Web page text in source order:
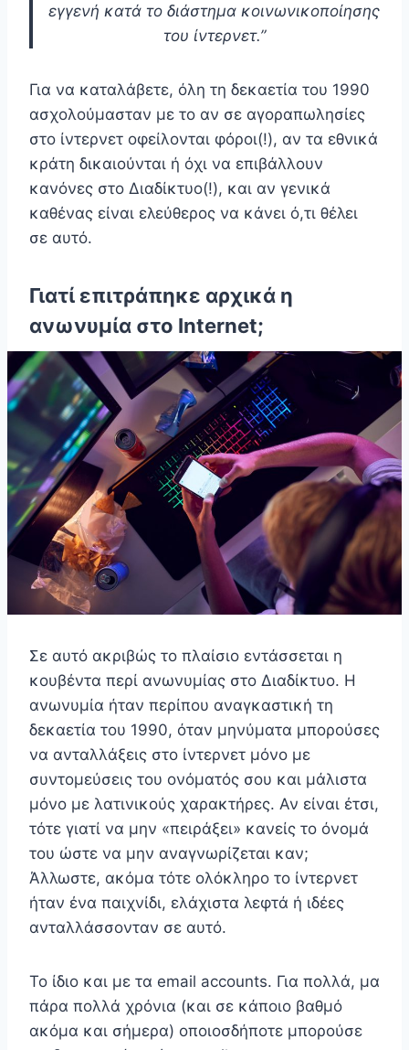
εγγενή κατά το διάστημα κοινωνικοποίησης
του ίντερνετ.”
Για να καταλάβετε, όλη τη δεκαετία του 1990
ασχολούμασταν με το αν σε αγοραπωλησίες
στο ίντερνετ οφείλονται φόροι(!), αν τα εθνικά
κράτη δικαιούνται ή όχι να επιβάλλουν
κανόνες στο Διαδίκτυο(!), και αν γενικά
καθένας είναι ελεύθερος να κάνει ό,τι θέλει
σε αυτό.
Γιατί επιτράπηκε αρχικά η
ανωνυμία στο Internet;
Σε αυτό ακριβώς το πλαίσιο εντάσσεται η
κουβέντα περί ανωνυμίας στο Διαδίκτυο. Η
ανωνυμία ήταν περίπου αναγκαστική τη
δεκαετία του 1990, όταν μηνύματα μπορούσες
να ανταλλάξεις στο ίντερνετ μόνο με
συντομεύσεις του ονόματός σου και μάλιστα
μόνο με λατινικούς χαρακτήρες. Αν είναι έτσι,
τότε γιατί να μην «πειράξει» κανείς το όνομά
του ώστε να μην αναγνωρίζεται καν;
Άλλωστε, ακόμα τότε ολόκληρο το ίντερνετ
ήταν ένα παιχνίδι, ελάχιστα λεφτά ή ιδέες
ανταλλάσσονταν σε αυτό.
Το ίδιο και με τα email accounts. Για πολλά, μα
πάρα πολλά χρόνια (και σε κάποιο βαθμό
ακόμα και σήμερα) οποιοσδήποτε μπορούσε